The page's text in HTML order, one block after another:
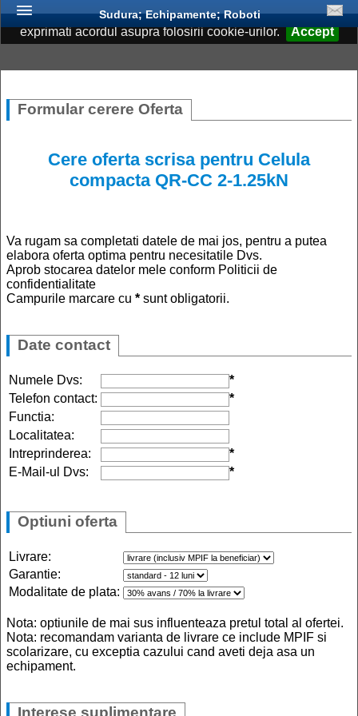
Acest site foloseste cookies. Continuand navigarea, va
exprimati acordul asupra folosirii cookie-urilor.
Accept
Sudura; Echipamente; Roboti
Formular cerere Oferta
Cere oferta scrisa pentru Celula
compacta QR-CC 2-1.25kN
Va rugam sa completati datele de mai jos, pentru a putea
elabora oferta optima pentru necesitatile Dvs.
Aprob stocarea datelor mele conform Politicii de
confidentialitate
Campurile marcare cu * sunt obligatorii.
Date contact
Numele Dvs:
*
Telefon contact:
*
Functia:
Localitatea:
Intreprinderea:
*
E-Mail-ul Dvs:
*
Optiuni oferta
Livrare:
Garantie:
Modalitate de plata:
Nota: optiunile de mai sus influenteaza pretul total al ofertei.
Nota: recomandam varianta de livrare ce include MPIF si
scolarizare, cu exceptia cazului cand aveti deja asa un
echipament.
Interese suplimentare